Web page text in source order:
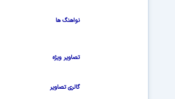
نواهنگ ها
تصاویر ویژه
گالری تصاویر